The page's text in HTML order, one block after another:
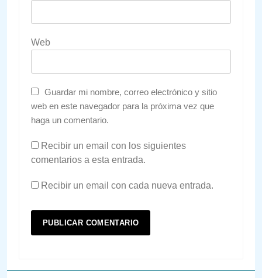
Web
Guardar mi nombre, correo electrónico y sitio
web en este navegador para la próxima vez que
haga un comentario.
Recibir un email con los siguientes
comentarios a esta entrada.
Recibir un email con cada nueva entrada.